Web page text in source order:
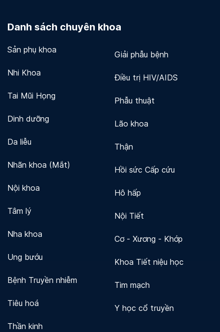
Danh sách chuyên khoa
Sản phụ khoa
Nhi Khoa
Tai Mũi Họng
Dinh dưỡng
Da liễu
Nhãn khoa (Mắt)
Nội khoa
Tâm lý
Nha khoa
Ung bướu
Bệnh Truyền nhiễm
Tiêu hoá
Thần kinh
Giải phẫu bệnh
Điều trị HIV/AIDS
Phẫu thuật
Lão khoa
Thận
Hồi sức Cấp cứu
Hô hấp
Nội Tiết
Cơ - Xương - Khớp
Khoa Tiết niệu học
Tim mạch
Y học cổ truyền